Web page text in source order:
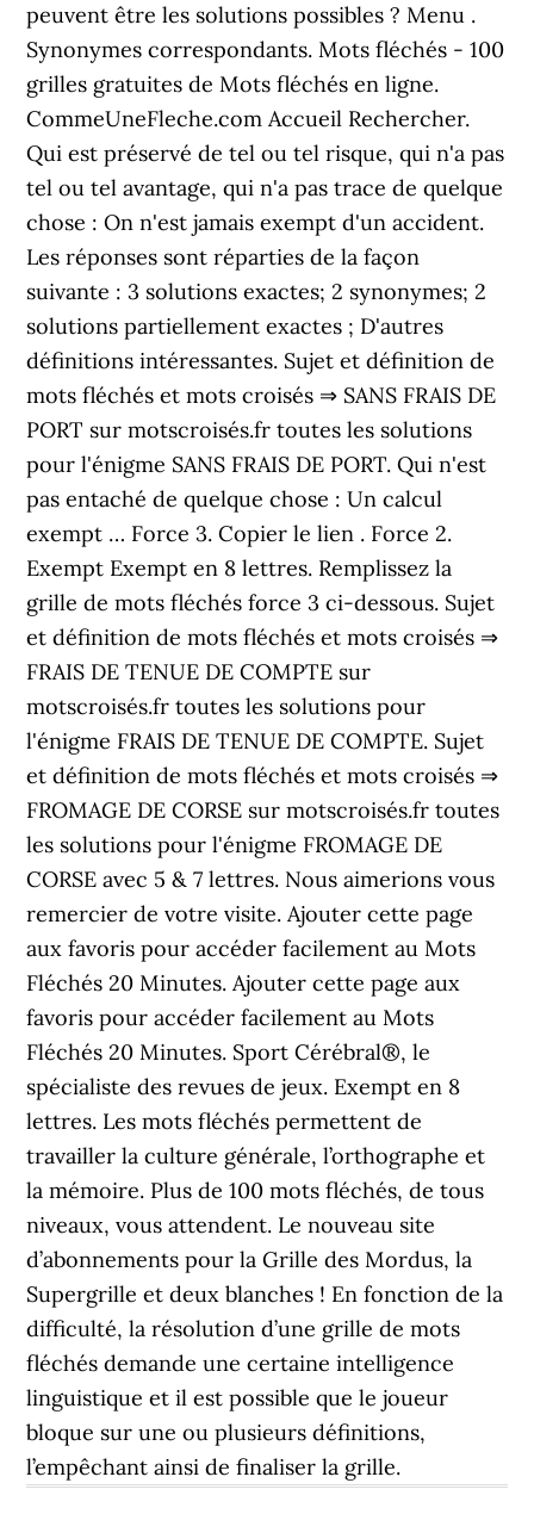
peuvent être les solutions possibles ? Menu .
Synonymes correspondants. Mots fléchés - 100
grilles gratuites de Mots fléchés en ligne.
CommeUneFleche.com Accueil Rechercher.
Qui est préservé de tel ou tel risque, qui n'a pas
tel ou tel avantage, qui n'a pas trace de quelque
chose : On n'est jamais exempt d'un accident.
Les réponses sont réparties de la façon
suivante : 3 solutions exactes; 2 synonymes; 2
solutions partiellement exactes ; D'autres
définitions intéressantes. Sujet et définition de
mots fléchés et mots croisés ⇒ SANS FRAIS DE
PORT sur motscroisés.fr toutes les solutions
pour l'énigme SANS FRAIS DE PORT. Qui n'est
pas entaché de quelque chose : Un calcul
exempt … Force 3. Copier le lien . Force 2.
Exempt Exempt en 8 lettres. Remplissez la
grille de mots fléchés force 3 ci-dessous. Sujet
et définition de mots fléchés et mots croisés ⇒
FRAIS DE TENUE DE COMPTE sur
motscroisés.fr toutes les solutions pour
l'énigme FRAIS DE TENUE DE COMPTE. Sujet
et définition de mots fléchés et mots croisés ⇒
FROMAGE DE CORSE sur motscroisés.fr toutes
les solutions pour l'énigme FROMAGE DE
CORSE avec 5 & 7 lettres. Nous aimerions vous
remercier de votre visite. Ajouter cette page
aux favoris pour accéder facilement au Mots
Fléchés 20 Minutes. Ajouter cette page aux
favoris pour accéder facilement au Mots
Fléchés 20 Minutes. Sport Cérébral®, le
spécialiste des revues de jeux. Exempt en 8
lettres. Les mots fléchés permettent de
travailler la culture générale, l’orthographe et
la mémoire. Plus de 100 mots fléchés, de tous
niveaux, vous attendent. Le nouveau site
d’abonnements pour la Grille des Mordus, la
Supergrille et deux blanches ! En fonction de la
difficulté, la résolution d’une grille de mots
fléchés demande une certaine intelligence
linguistique et il est possible que le joueur
bloque sur une ou plusieurs définitions,
l’empêchant ainsi de finaliser la grille.